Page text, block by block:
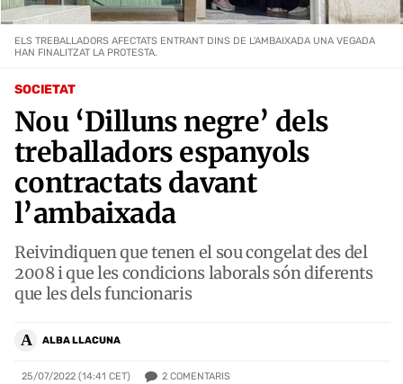
SOCIETAT
Nou ‘Dilluns negre’ dels
treballadors espanyols
contractats davant
l’ambaixada
Reivindiquen que tenen el sou congelat des del
2008 i que les condicions laborals són diferents
que les dels funcionaris
A ALBA LLACUNA
25/07/2022 (14:41 CET) 2 COMENTARIS
ELS TREBALLADORS AFECTATS ENTRANT DINS DE L'AMBAIXADA UNA VEGADA
HAN FINALITZAT LA PROTESTA.